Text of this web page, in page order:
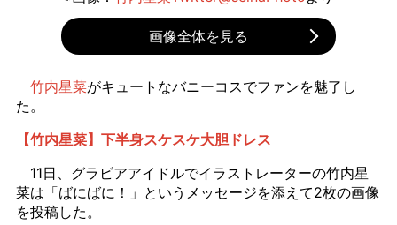
画像全体を見る
竹内星菜がキュートなバニーコスでファンを魅了し
た。
【竹内星菜】下半身スケスケ大胆ドレス
11日、グラビアアイドルでイラストレーターの竹内星
菜は「ばにばに！」というメッセージを添えて2枚の画像
を投稿した。